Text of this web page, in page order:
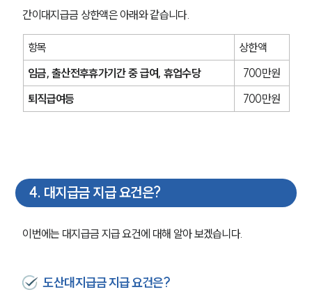
간이대지급금 상한액은 아래와 같습니다.
항목
상한액
임금, 출산전후휴가기간 중 급여, 휴업수당
700만원
퇴직급여등
700만원
4. 대지급금 지급 요건은?
이번에는 대지급금 지급 요건에 대해 알아 보겠습니다.
도산대지급금 지급 요건은?